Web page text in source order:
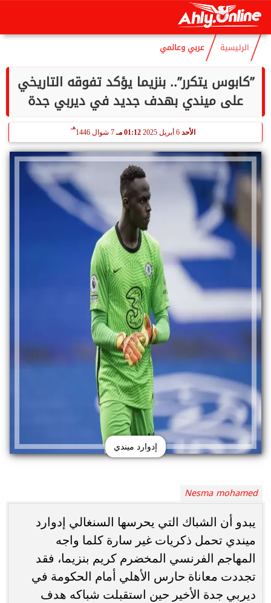
الخميس
الرئيسية عربي وعالمي
”كابوس يتكرر”.. بنزيما يؤكد تفوقه التاريخي
على ميندي بهدف جديد في ديربي جدة
الأحد 01:12 مـ 7 شوال 1446
هـ
إدوارد ميندي
Nesma mohamed
يبدو أن الشباك التي يحرسها السنغالي إدوارد
ميندي تحمل ذكريات غير سارة كلما واجه
المهاجم الفرنسي المخضرم كريم بنزيما، فقد
تجددت معاناة حارس الأهلي أمام الحكومة في
ديربي جدة الأخير حين استقبلت شباكه هدف